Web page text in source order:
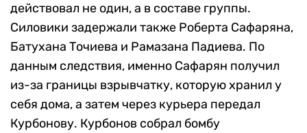
действовал не один, а в составе группы.
Силовики задержали также Роберта Сафаряна,
Батухана Точиева и Рамазана Падиева. По
данным следствия, именно Сафарян получил
из-за границы взрывчатку, которую хранил у
себя дома, а затем через курьера передал
Курбонову. Курбонов собрал бомбу